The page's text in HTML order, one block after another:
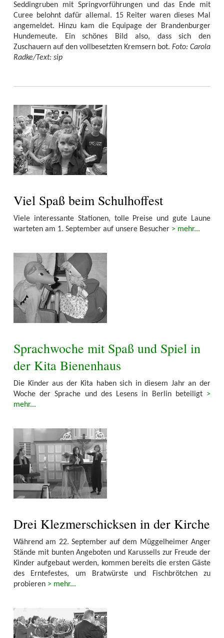
Seddingruben mit Springvorführungen und das Ende mit
Curee belohnt dafür allemal. 15 Reiter waren dieses Mal
angemeldet. Hinzu kam die Equipage der Brandenburger
Hundemeute. Ein schönes Bild also, dass sich den
Zuschauern auf den vollbesetzten Kremsern bot. Foto: Carola
Radke/Text: sip
Viel Spaß beim Schulhoffest
Viele interessante Stationen, tolle Preise und gute Laune
warteten am 1. September auf unsere Besucher > mehr...
Sprachwoche mit Spaß und Spiel in
der Kita Bienenhaus
Die Kinder aus der Kita haben sich in diesem Jahr an der
Woche der Sprache und des Lesens in Berlin beteiligt >
mehr...
Drei Klezmerschicksen in der Kirche
Während am 22. September auf dem Müggelheimer Anger
Stände mit bunten Angeboten und Karussells zur Freude der
Kinder aufgebaut werden, kommen bereits die ersten Gäste
des Erntefestes, um Bratwürste und Fischbrötchen zu
probieren > mehr...